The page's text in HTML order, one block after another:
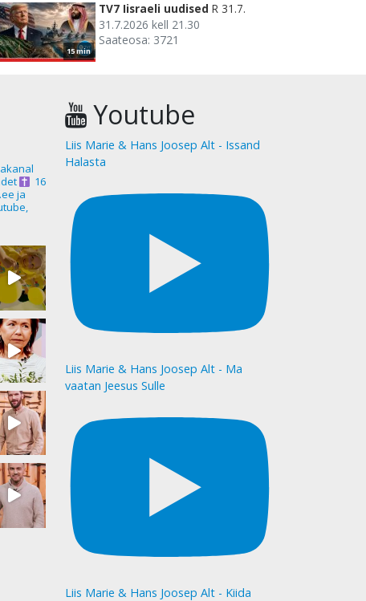
15 min
TV7 Iisraeli uudised R 31.7.
31.7.2026 kell 21.30
Saateosa: 3721
16
ja
Youtube
Liis Marie & Hans Joosep Alt - Issand
Halasta
Liis Marie & Hans Joosep Alt - Ma
vaatan Jeesus Sulle
Liis Marie & Hans Joosep Alt - Kiida